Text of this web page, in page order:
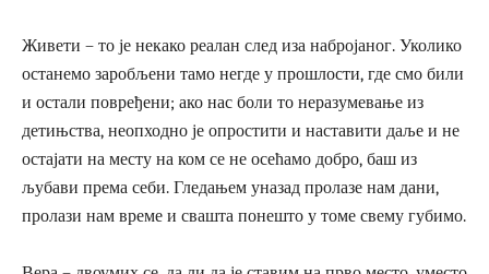
Живети – то је некако реалан след иза набројаног. Уколико
останемо заробљени тамо негде у прошлости, где смо били
и остали повређени; ако нас боли то неразумевање из
детињства, неопходно је опростити и наставити даље и не
остајати на месту на ком се не осећамо добро, баш из
љубави према себи. Гледањем уназад пролазе нам дани,
пролази нам време и свашта понешто у томе свему губимо.